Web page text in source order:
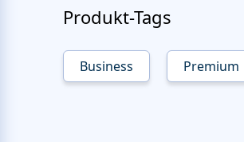
Produkt-Tags
Business Premium